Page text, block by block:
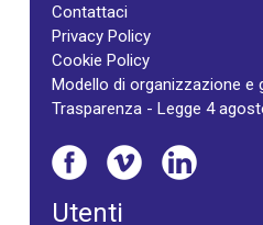
Contattaci
Privacy Policy
Cookie Policy
Modello di organizzazione e
Trasparenza - Legge 4
Utenti